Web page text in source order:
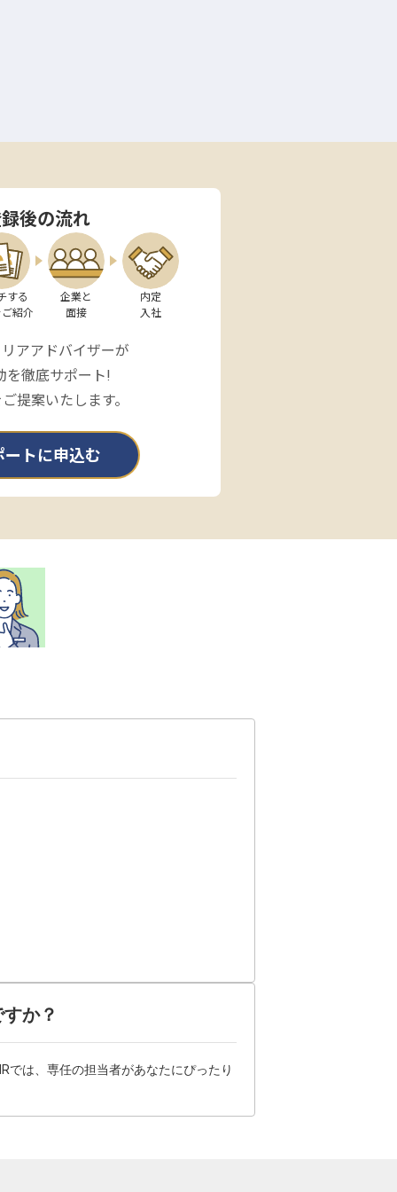
後の流れ
する
紹介
企業と
面接
内定
入社
アアドバイザーが
を徹底サポート!
提案いたします。
ートに申込む
か？
では、専任の担当者があなたにぴったり